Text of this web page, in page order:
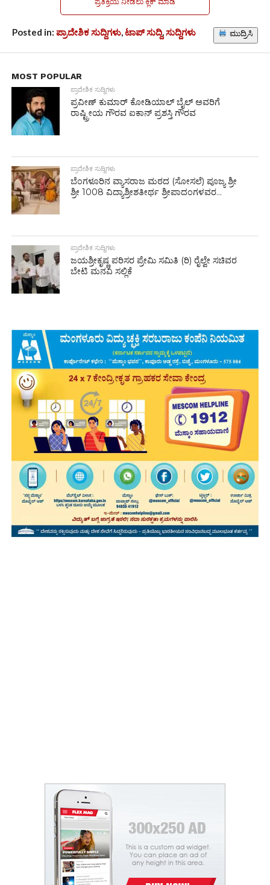
Posted in: ಪ್ರಾದೇಶಿಕ ಸುದ್ದಿಗಳು,ಟಾಪ್ ಸುದ್ದಿ,ಸುದ್ದಿಗಳು ಮುದ್ರಿಸಿ
MOST POPULAR
ಪ್ರಾದೇಶಿಕ ಸುದ್ದಿಗಳು
ಪ್ರವೀಣ್ ಕುಮಾರ್ ಕೋಡಿಯಾಲ್ ಬೈಲ್ ಅವರಿಗೆ
ರಾಷ್ಟ್ರೀಯ ಗೌರವ ಐಕಾನ್ ಪ್ರಶಸ್ತಿ ಗೌರವ
ಪ್ರಾದೇಶಿಕ ಸುದ್ದಿಗಳು
ಬೆಂಗಳೂರಿನ ವ್ಯಾಸರಾಜ ಮಠದ (ಸೋಸಲೆ) ಪೂಜ್ಯ ಶ್ರೀ
ಶ್ರೀ 1008 ವಿದ್ಯಾಶ್ರೀಶತೀರ್ಥ ಶ್ರೀಪಾದಂಗಳವರ...
ಪ್ರಾದೇಶಿಕ ಸುದ್ದಿಗಳು
ಜಯಶ್ರೀಕೃಷ್ಣ ಪರಿಸರ ಪ್ರೇಮಿ ಸಮಿತಿ (ರಿ) ರೈಲ್ವೇ ಸಚಿವರ
ಬೇಟಿ ಮನವಿ ಸಲ್ಲಿಕೆ